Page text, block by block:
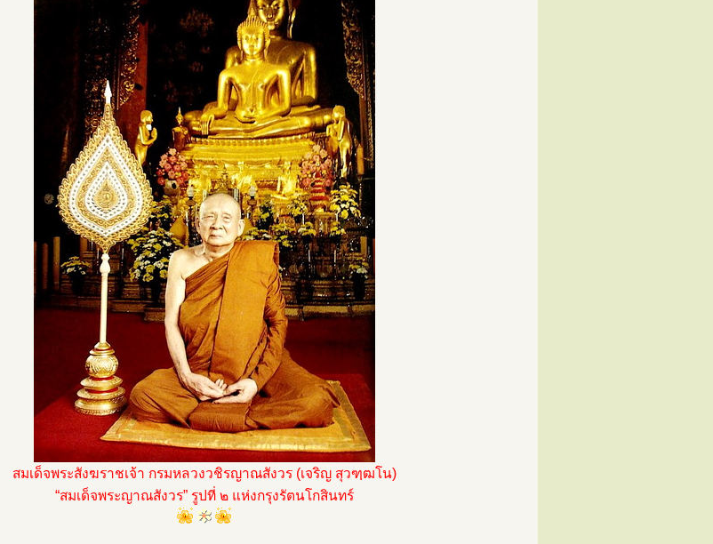
สมเด็จพระสังฆราชเจ้า กรมหลวงวชิรญาณสังวร (เจริญ สุวฑฺฒโน)
“สมเด็จพระญาณสังวร” รูปที่ ๒ แห่งกรุงรัตนโกสินทร์